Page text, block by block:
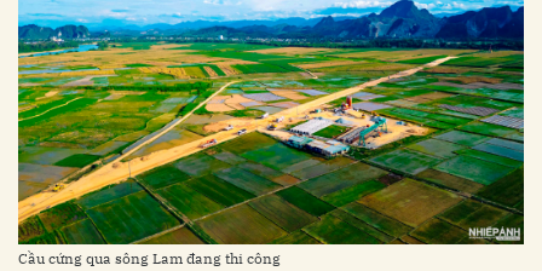
Cầu cứng qua sông Lam đang thi công